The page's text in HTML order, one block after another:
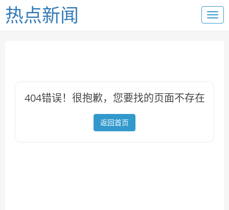
热点新闻
404错误！很抱歉，您要找的页面不存在
返回首页